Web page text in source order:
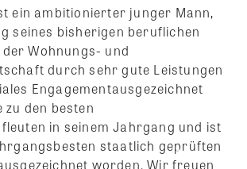
ein ambitionierter junger Mann,
seines bisherigen beruflichen
Wohnungs- und
durch sehr gute Leistungen
Engagementausgezeichnet
den besten
in seinem Jahrgang und ist
staatlich geprüften
worden. Wir freuen